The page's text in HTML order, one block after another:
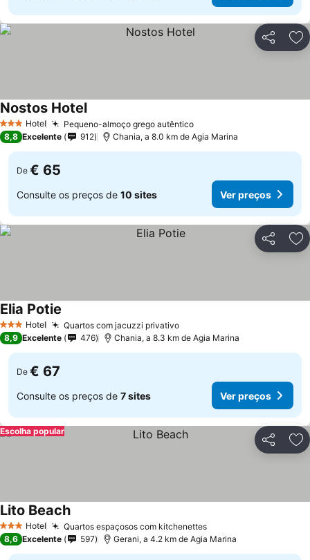
Partilhar
3 EstrelasHotel Pequeno-almoço grego autênticoVer preços
Nostos HotelVer preços
8,8 Excelente 912 Chania, a 8.0 km de Agia Marina
De € 65
Consulte os preços de 10 sites Ver preços
Partilhar
3 EstrelasHotel Quartos com jacuzzi privativoVer preços
Elia Potie
8,9 Excelente 476 Chania, a 8.3 km de Agia Marina
De € 67
Consulte os preços de 7 sites Ver preços
Partilhar
Escolha popular
3 EstrelasHotel Quartos espaçosos com kitchenettesVer preços
Lito BeachVer preços
8,6 Excelente 597 Gerani, a 4.2 km de Agia Marina